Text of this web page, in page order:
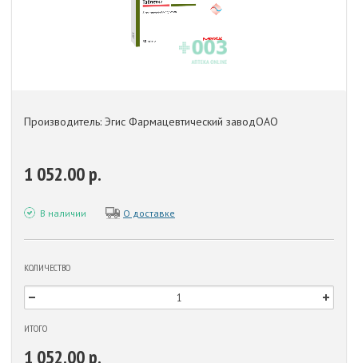
Производитель: Эгис Фармацевтический заводОАО
1 052.00 р.
В наличии О доставке
КОЛИЧЕСТВО
ИТОГО
1 052.00 р.